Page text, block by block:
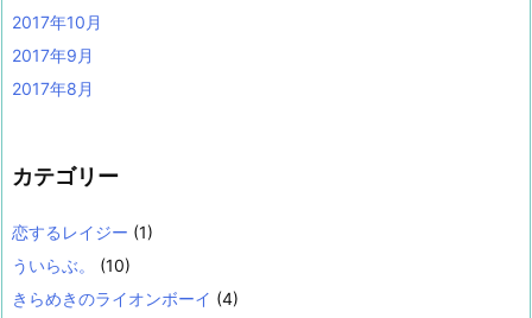
2017年10月
2017年9月
2017年8月
カテゴリー
恋するレイジー (1)
ういらぶ。
(10)
きらめきのライオンボーイ (4)